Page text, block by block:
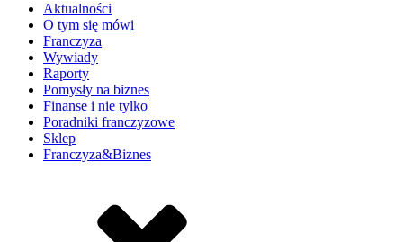
Aktualności
O tym się mówi
Franczyza
Wywiady
Raporty
Pomysły na biznes
Finanse i nie tylko
Poradniki franczyzowe
Sklep
Franczyza&Biznes